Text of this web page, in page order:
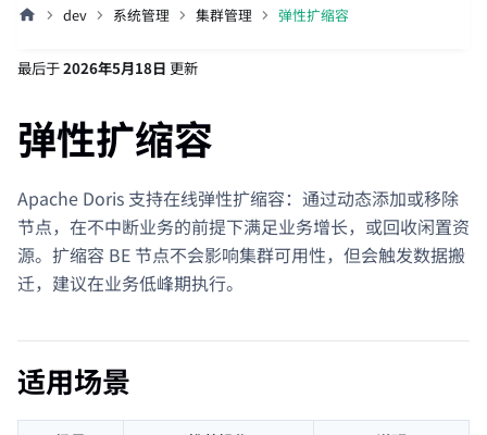
dev 系统管理 集群管理 弹性扩缩容
最后于2026年5月18日 更新
弹性扩缩容
Apache Doris 支持在线弹性扩缩容：通过动态添加或移除
节点，在不中断业务的前提下满足业务增长，或回收闲置资
源。扩缩容 BE 节点不会影响集群可用性，但会触发数据搬
迁，建议在业务低峰期执行。
适用场景